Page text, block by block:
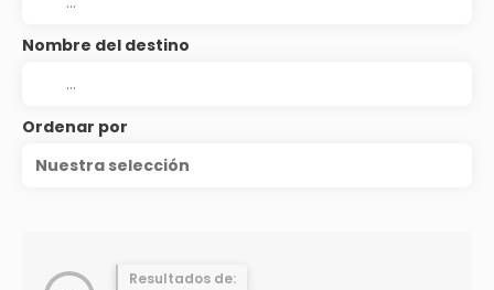
Nombre del destino
Ordenar por
Nuestra selección
Resultados de: